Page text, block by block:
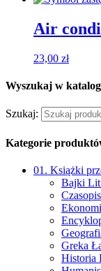
Air
23,00 zł
Wyszukaj w
Szukaj:
Kategorie
01. Książki
Bajki
Greka
Historia